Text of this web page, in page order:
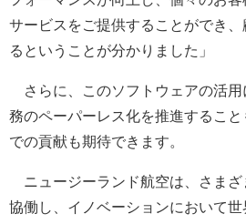
サービスをご提供することができ
るということが分かりました」
さらに、このソフトウェアの活用
務のペーパーレス化を推進するこ
での貢献も期待できます。
ニュージーランド航空は、さまざ
協働し、イノベーションにおいて